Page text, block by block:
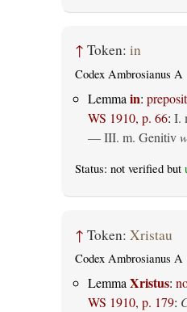
↑ Token: in
Codex Ambrosianus A
Lemma in:
WS 1910, p. 66: I.
— III. m. Genitiv
Status: not verified but
↑ Token: Xristau
Codex Ambrosianus A
LemmaXristus:
WS 1910, p. 179: